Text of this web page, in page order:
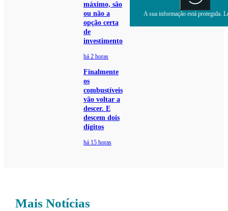
máximo, são
ou não a
opção certa
de
investimento
há 2 horas
Finalmente
os
combustíveis
vão voltar a
descer. E
descem dois
dígitos
há 15 horas
A sua informação está protegida.
Mais Notícias